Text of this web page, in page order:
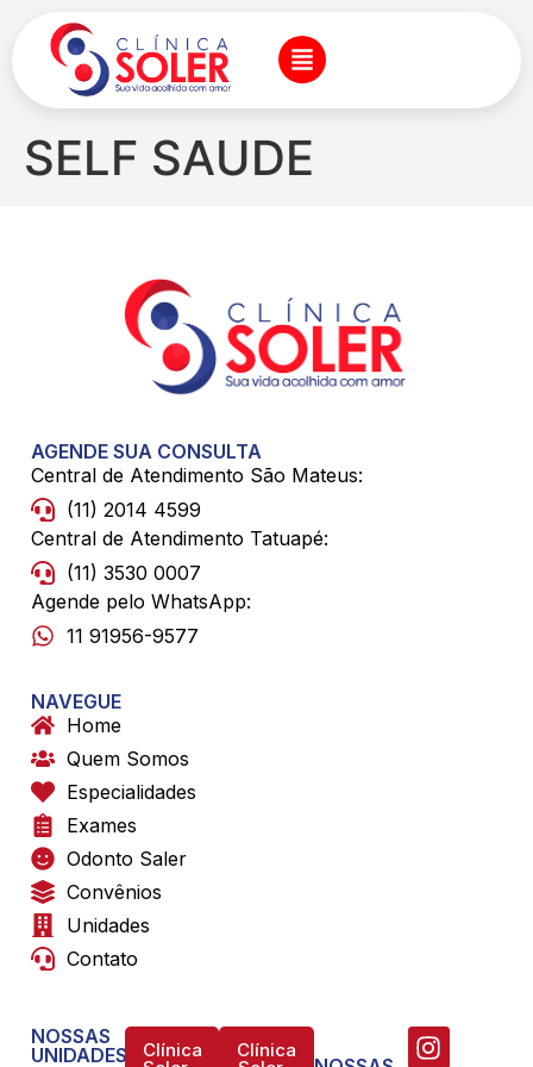
SELF SAUDE
AGENDE SUA CONSULTA
Central de Atendimento São Mateus:
(11) 2014 4599
Central de Atendimento Tatuapé:
(11) 3530 0007
Agende pelo WhatsApp:
11 91956-9577
NAVEGUE
Home
Quem Somos
Especialidades
Exames
Odonto Saler
Convênios
Unidades
Contato
NOSSAS
UNIDADES
Clínica Clínica